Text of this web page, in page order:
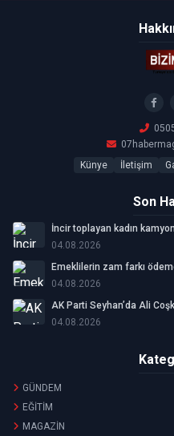
Künye
İletişim
Son
İncir toplayan kadın
04.08.2026
Emeklilerin zam farkı
04.08.2026
AK Parti Seyhan’da Ali
04.08.2026
GÜNDEM
EĞİTİM
MAGAZİN